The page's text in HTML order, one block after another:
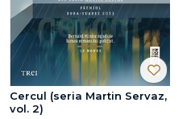
Cercul (seria Martin Servaz,
vol. 2)